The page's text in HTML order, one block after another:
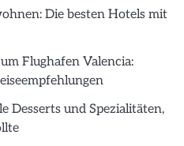
Die besten Hotels mit
Flughafen Valencia:
Desserts und Spezialitäten,